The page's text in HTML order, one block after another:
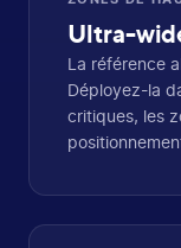
Ultra-
La référence
Déployez-la
critiques, les